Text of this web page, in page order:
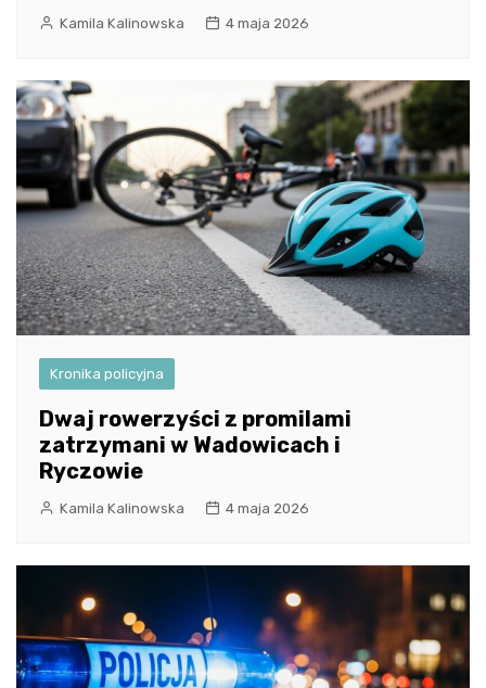
Kamila Kalinowska 4 maja 2026
Kronika policyjna
Dwaj rowerzyści z promilami
zatrzymani w Wadowicach i
Ryczowie
Kamila Kalinowska 4 maja 2026